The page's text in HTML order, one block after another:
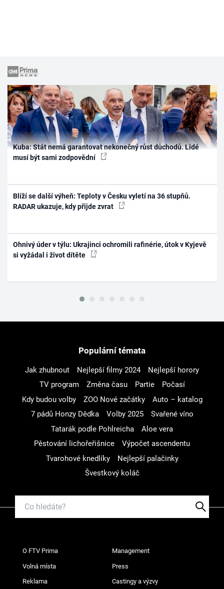
Kuba: Stát nemá garantovat nekonečný růst důchodů. Lidé
musí být sami zodpovědní
Blíží se další výheň: Teploty v Česku vyletí na 36 stupňů.
RADAR ukazuje, kdy přijde zvrat
Ohnivý úder v týlu: Ukrajinci ochromili rafinérie, útok v Kyjevě
si vyžádal i život dítěte
Populární témata
Jak zhubnout Nejlepší filmy 2024
Nejlepší horory
TV program
Změna času Partie
Počasí
Kdy budou volby
ZOO Nové začátky
Auto – katalog
7 pádů Honzy Dědka
Volby 2025
Svařené víno
Tatarák podle Pohlreicha
Aloe vera
Pěstování lichořeřišnice
Výpočet ascendentu
Tvarohové knedlíky
Nejlepší palačinky
Švestkový koláč
O FTV Prima Management
Volná místa Press
Reklama Castingy a výzvy